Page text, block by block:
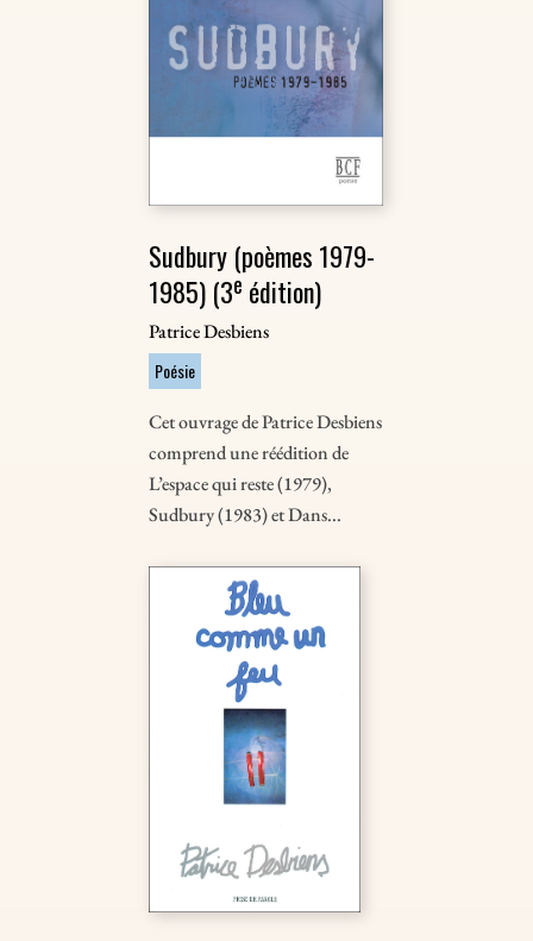
Sudbury (poèmes 1979-
1985) (3e édition)
Patrice Desbiens
Poésie
Cet ouvrage de Patrice Desbiens
comprend une réédition de
L’espace qui reste (1979),
Sudbury (1983) et Dans...